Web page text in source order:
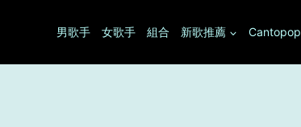
男歌手 女歌手 組合 新歌推薦 Cantopop